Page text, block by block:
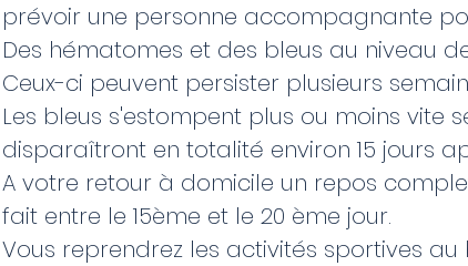
prévoir une personne accompagnante
Des hématomes et des bleus au niveau
Ceux-ci peuvent persister plusieurs
Les bleus s'estompent plus ou moins
disparaîtront en totalité environ 15 jours
A votre retour à domicile un repos
fait entre le 15ème et le 20 ème jour.
Vous reprendrez les activités sportives